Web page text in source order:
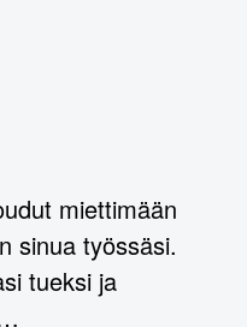
miettimään
sinua työssäsi.
tueksi ja